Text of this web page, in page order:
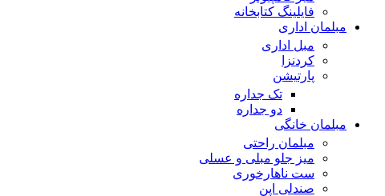
فایلینگ کتابخانه
مبلمان اداری
مبل اداری
کردنزا
پارتیشن
تک جداره
دو جداره
مبلمان خانگی
مبلمان راحتی
میز جلو مبلی و عسلی
ست ناهارخوری
صندلی اپن